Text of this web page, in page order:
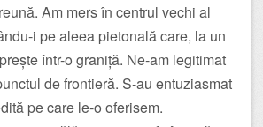
Am mers în centrul vechi al
i pe aleea pietonală care, la un
într-o graniță. Ne-am legitimat
de frontieră. S-au entuziasmat
pe care le-o oferisem.